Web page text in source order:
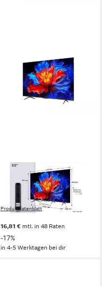
TCL
65P8K QLED-Fernseher
165,1 cm/65 Zoll Diagonale
QLED Bildschirmtechnologie
4K Ultra HD Auflösung
Produktdatenblatt
16,81 € mtl. in 48 Raten
-17%
in 4-5 Werktagen bei dir